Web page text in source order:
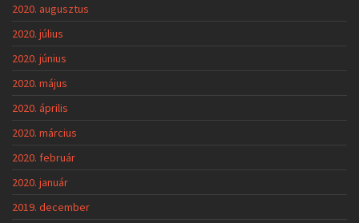
2020. augusztus
2020. július
2020. június
2020. május
2020. április
2020. március
2020. február
2020. január
2019. december